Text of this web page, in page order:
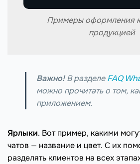
Примеры оформления
продукцией
Важно!В разделеFAQ
можно прочитать о том,
приложением.
Ярлыки. Вот пример, какими
чатов — название и цвет. С их
разделять клиентов на всех